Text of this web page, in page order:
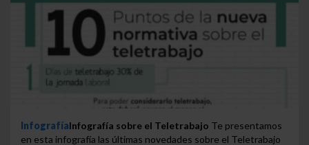
InfografíaInfografía sobre el Teletrabajo Te presentamos
en esta infografía las últimas novedades sobre el Teletrabajo